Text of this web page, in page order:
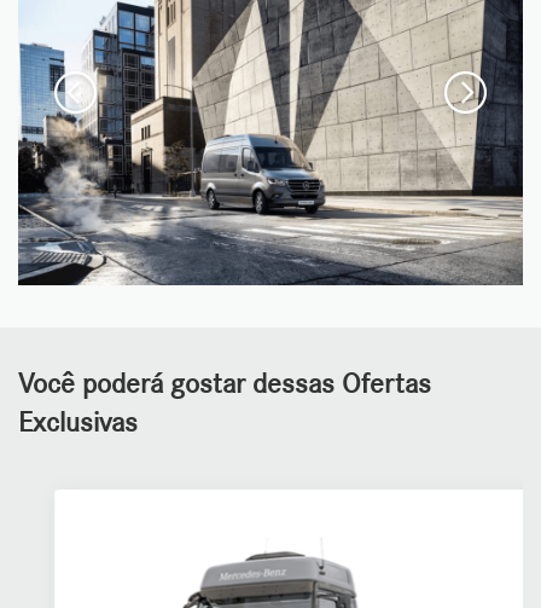
Você poderá gostar dessas Ofertas
Exclusivas